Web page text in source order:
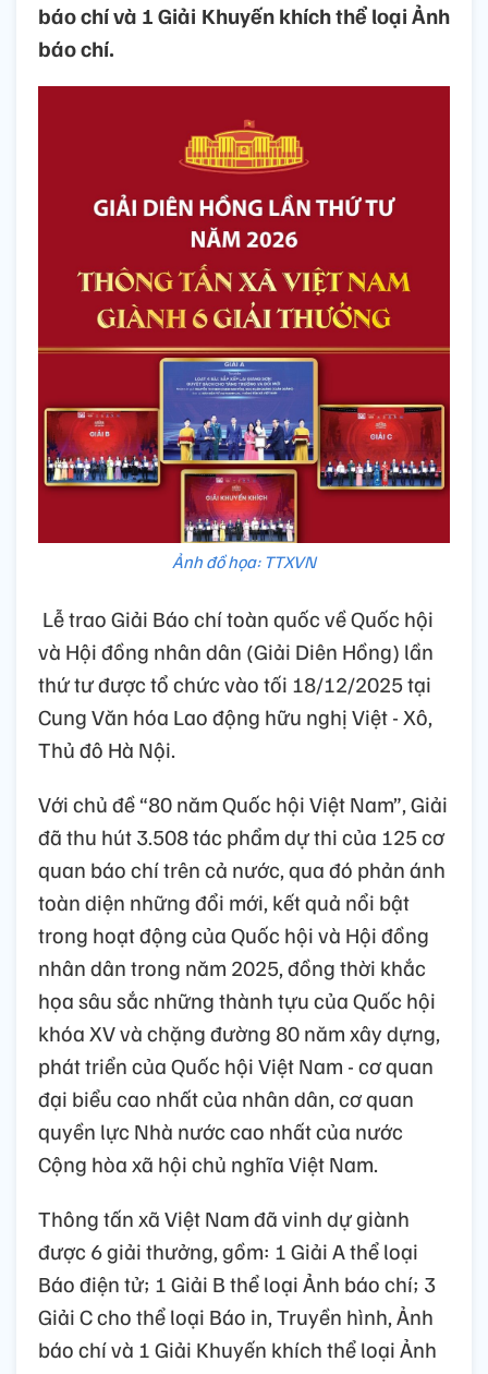
báo chí và 1 Giải Khuyến khích thể loại Ảnh
báo chí.
Ảnh đồ họa: TTXVN
Lễ trao Giải Báo chí toàn quốc về Quốc hội
và Hội đồng nhân dân (Giải Diên Hồng) lần
thứ tư được tổ chức vào tối 18/12/2025 tại
Cung Văn hóa Lao động hữu nghị Việt - Xô,
Thủ đô Hà Nội.
Với chủ đề “80 năm Quốc hội Việt Nam”, Giải
đã thu hút 3.508 tác phẩm dự thi của 125 cơ
quan báo chí trên cả nước, qua đó phản ánh
toàn diện những đổi mới, kết quả nổi bật
trong hoạt động của Quốc hội và Hội đồng
nhân dân trong năm 2025, đồng thời khắc
họa sâu sắc những thành tựu của Quốc hội
khóa XV và chặng đường 80 năm xây dựng,
phát triển của Quốc hội Việt Nam - cơ quan
đại biểu cao nhất của nhân dân, cơ quan
quyền lực Nhà nước cao nhất của nước
Cộng hòa xã hội chủ nghĩa Việt Nam.
Thông tấn xã Việt Nam đã vinh dự giành
được 6 giải thưởng, gồm: 1 Giải A thể loại
Báo điện tử; 1 Giải B thể loại Ảnh báo chí; 3
Giải C cho thể loại Báo in, Truyền hình, Ảnh
báo chí và 1 Giải Khuyến khích thể loại Ảnh